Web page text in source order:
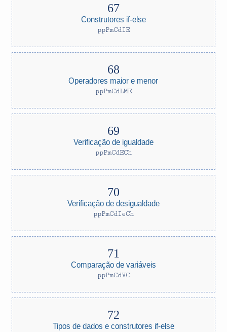
Construtores if-else
ppPmCdIE
Operadores maior e menor
ppPmCdLME
Verificação de igualdade
ppPmCdECh
Verificação de desigualdade
ppPmCdIeCh
Comparação de variáveis
ppPmCdVC
Tipos de dados e construtores if-else